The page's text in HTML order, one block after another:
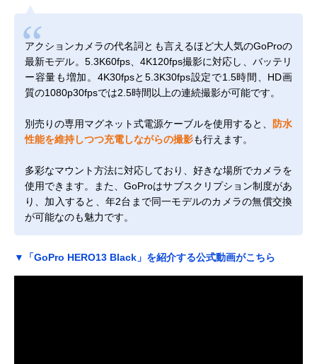
アクションカメラの代名詞とも言えるほど大人気のGoProの
最新モデル。5.3K60fps、4K120fps撮影に対応し、バッテリ
ー容量も増加。4K30fpsと5.3K30fps設定で1.5時間、HD画
質の1080p30fpsでは2.5時間以上の連続撮影が可能です。
別売りの専用マグネット式電源ケーブルを使用すると、
防水
性能を維持しつつ充電しながらの撮影も行えます。
多彩なマウント方法に対応しており、好きな場所でカメラを
使用できます。また、GoProはサブスクリプション制度があ
り、加入すると、年2台まで同一モデルのカメラの無償交換
が可能なのも魅力です。
▼「GoPro HERO13 Black」を紹介する公式動画がこちら